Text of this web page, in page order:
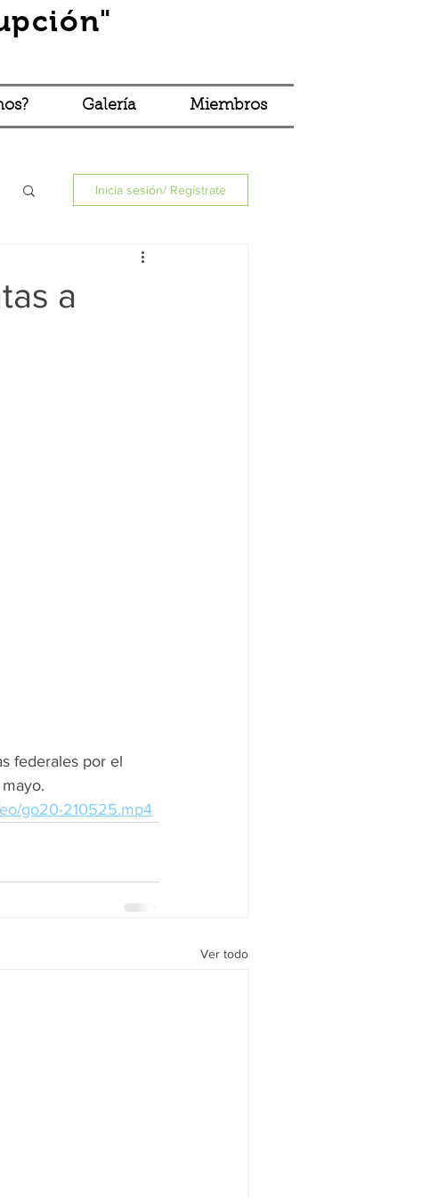
Galería Miembros
Inicia sesión/ Regístrate
a
federales por el
go20-210525.mp4
Ver todo